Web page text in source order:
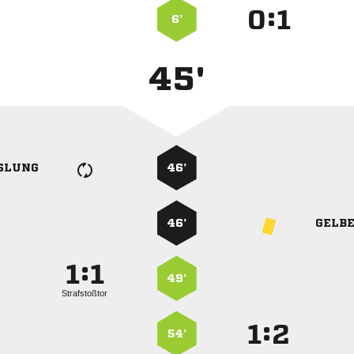
6’ :
45'
46’
46’
:
Strafstoßtor
49’
54’ :